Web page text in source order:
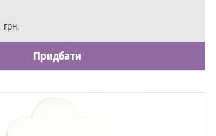
грн.
Придбати